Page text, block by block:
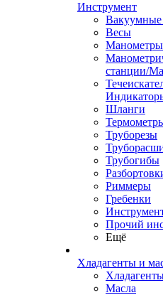
Инструмент
Вакуумные
Весы
Манометры
станции/
Шланги
Труборезы
Трубогибы
Риммеры
Гребенки
Прочий
Ещё
Хладагенты и
Масла